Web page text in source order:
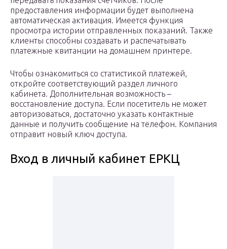
предоставления информации будет выполнена
автоматическая активация. Имеется функция
просмотра истории отправленных показаний. Также
клиенты способны создавать и распечатывать
платежные квитанции на домашнем принтере.
Чтобы ознакомиться со статистикой платежей,
откройте соответствующий раздел личного
кабинета. Дополнительная возможность –
восстановление доступа. Если посетитель не может
авторизоваться, достаточно указать контактные
данные и получить сообщение на телефон. Компания
отправит новый ключ доступа.
Вход в личный кабинет ЕРКЦ